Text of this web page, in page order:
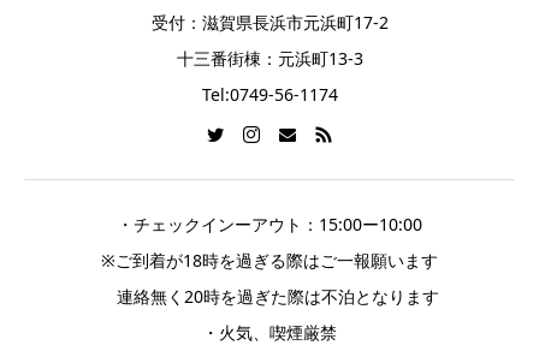
受付：滋賀県長浜市元浜町17-2
十三番街棟：元浜町13-3
Tel:0749-56-1174
・チェックインーアウト：15:00ー10:00
※ご到着が18時を過ぎる際はご一報願います
連絡無く20時を過ぎた際は不泊となります
・火気、喫煙厳禁